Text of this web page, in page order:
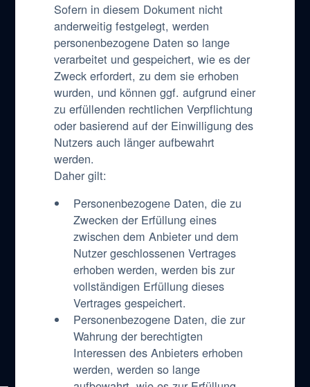
Sofern in diesem Dokument nicht
anderweitig festgelegt, werden
personenbezogene Daten so lange
verarbeitet und gespeichert, wie es der
Zweck erfordert, zu dem sie erhoben
wurden, und können ggf. aufgrund einer
zu erfüllenden rechtlichen Verpflichtung
oder basierend auf der Einwilligung des
Nutzers auch länger aufbewahrt
werden.
Daher gilt:
Personenbezogene Daten, die zu
Zwecken der Erfüllung eines
zwischen dem Anbieter und dem
Nutzer geschlossenen Vertrages
erhoben werden, werden bis zur
vollständigen Erfüllung dieses
Vertrages gespeichert.
Personenbezogene Daten, die zur
Wahrung der berechtigten
Interessen des Anbieters erhoben
werden, werden so lange